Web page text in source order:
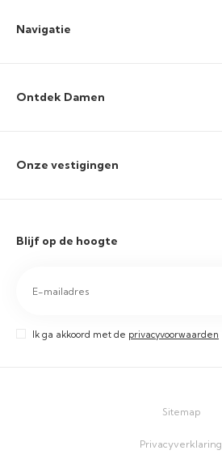
Navigatie
Ontdek Damen
Onze vestigingen
Blijf op de hoogte
Ik ga akkoord met de privacyvoorwaarden
Sitemap
Privacyverklaring